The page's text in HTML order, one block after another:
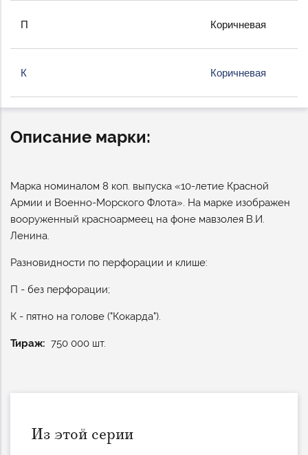
П Коричневая
К Коричневая
Описание марки:
Марка номиналом 8 коп. выпуска «10-летие Красной
Армии и Военно-Морского Флота». На марке изображен
вооруженный красноармеец на фоне мавзолея В.И.
Ленина.
Разновидности по перфорации и клише:
П - без перфорации;
К - пятно на голове ("Кокарда").
Тираж 750 000 шт.
Из этой серии